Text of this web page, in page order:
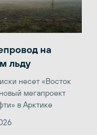
на
льду
несет «Восток
мегапроект
в Арктике